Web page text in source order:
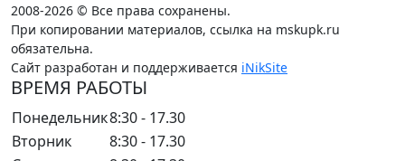
2008-2026 © Все права сохранены.
При копировании материалов, ссылка на mskupk.ru
обязательна.
Сайт разработан и поддерживается iNikSite
ВРЕМЯ РАБОТЫ
Понедельник8:30 - 17.30
Вторник
8:30 - 17.30